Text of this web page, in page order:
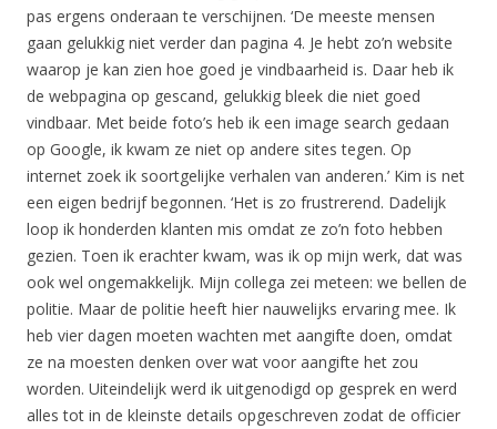
pas ergens onderaan te verschijnen. ‘De meeste mensen
gaan gelukkig niet verder dan pagina 4. Je hebt zo’n website
waarop je kan zien hoe goed je vindbaarheid is. Daar heb ik
de webpagina op gescand, gelukkig bleek die niet goed
vindbaar. Met beide foto’s heb ik een image search gedaan
op Google, ik kwam ze niet op andere sites tegen. Op
internet zoek ik soortgelijke verhalen van anderen.’ Kim is net
een eigen bedrijf begonnen. ‘Het is zo frustrerend. Dadelijk
loop ik honderden klanten mis omdat ze zo’n foto hebben
gezien. Toen ik erachter kwam, was ik op mijn werk, dat was
ook wel ongemakkelijk. Mijn collega zei meteen: we bellen de
politie. Maar de politie heeft hier nauwelijks ervaring mee. Ik
heb vier dagen moeten wachten met aangifte doen, omdat
ze na moesten denken over wat voor aangifte het zou
worden. Uiteindelijk werd ik uitgenodigd op gesprek en werd
alles tot in de kleinste details opgeschreven zodat de officier